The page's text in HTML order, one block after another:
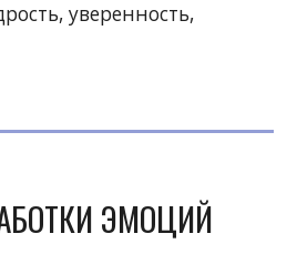
уверенность,
ЭМОЦИЙ